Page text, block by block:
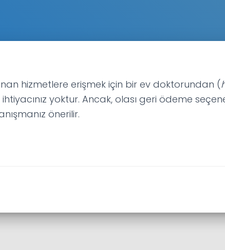
hizmetlere erişmek için bir ev doktorundan (
yoktur. Ancak, olası geri ödeme
önerilir.